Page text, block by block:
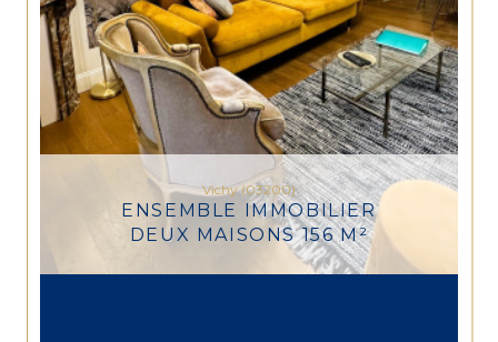
Vichy (03200)
ENSEMBLE IMMOBILIER
DEUX MAISONS 156 M²